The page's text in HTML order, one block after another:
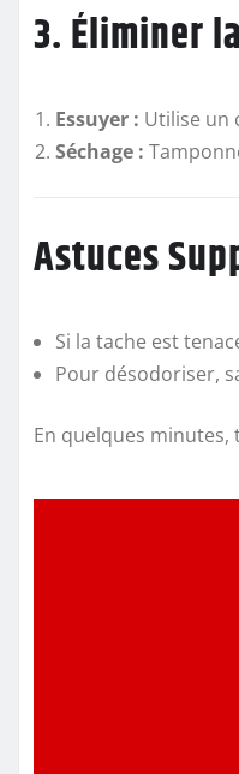
3. Éliminer
Essuyer : Utilise un
Séchage :
Astuces
Si la tache est
Pour désodoriser,
En quelques